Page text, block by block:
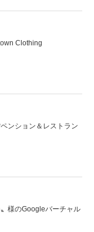
Clothing
ンション＆レストラン
様のGoogleバーチャル